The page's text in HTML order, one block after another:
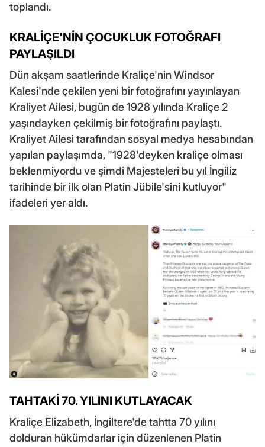
toplandı.
KRALİÇE'NİN ÇOCUKLUK FOTOĞRAFI
PAYLAŞILDI
Dün akşam saatlerinde Kraliçe'nin Windsor
Kalesi'nde çekilen yeni bir fotoğrafını yayınlayan
Kraliyet Ailesi, bugün de 1928 yılında Kraliçe 2
yaşındayken çekilmiş bir fotoğrafını paylaştı.
Kraliyet Ailesi tarafından sosyal medya hesabından
yapılan paylaşımda, "1928'deyken kraliçe olması
beklenmiyordu ve şimdi Majesteleri bu yıl İngiliz
tarihinde bir ilk olan Platin Jübile'sini kutluyor"
ifadeleri yer aldı.
TAHTAKİ 70. YILINI KUTLAYACAK
Kraliçe Elizabeth, İngiltere'de tahtta 70 yılını
dolduran hükümdarlar için düzenlenen Platin